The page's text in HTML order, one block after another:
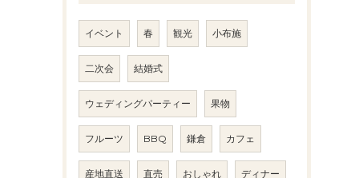
イベント 春 観光 小布施
二次会 結婚式
ウェディングパーティー 果物
フルーツ BBQ 鎌倉 カフェ
産地直送 直売 おしゃれ ディナー